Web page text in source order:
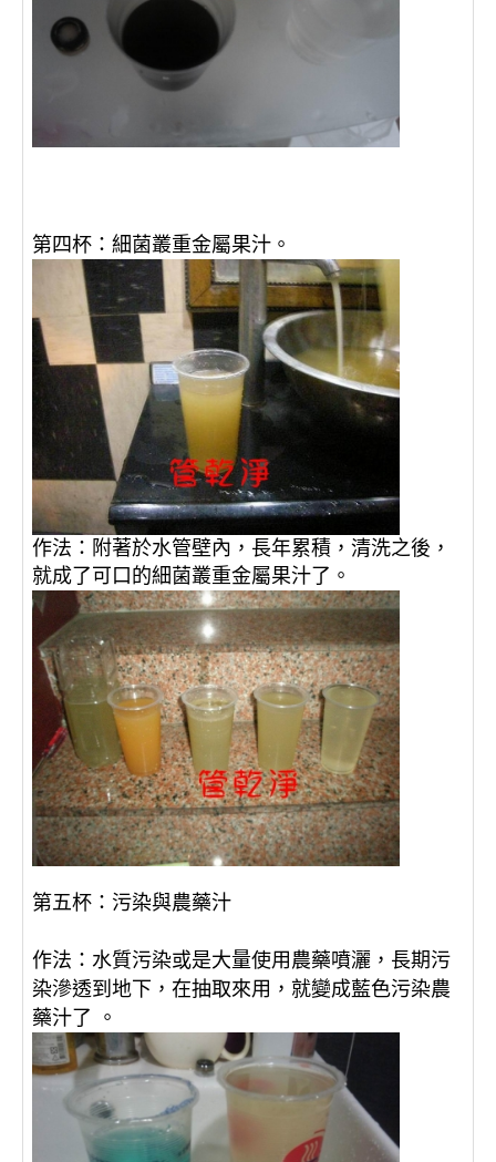
第四杯：細菌叢重金屬果汁。
作法：附著於水管壁內，長年累積，清洗之後，
就成了可口的細菌叢重金屬果汁了。
第五杯：污染與農藥汁
作法：水質污染或是大量使用農藥噴灑，長期污
染滲透到地下，在抽取來用，就變成藍色污染農
藥汁了 。